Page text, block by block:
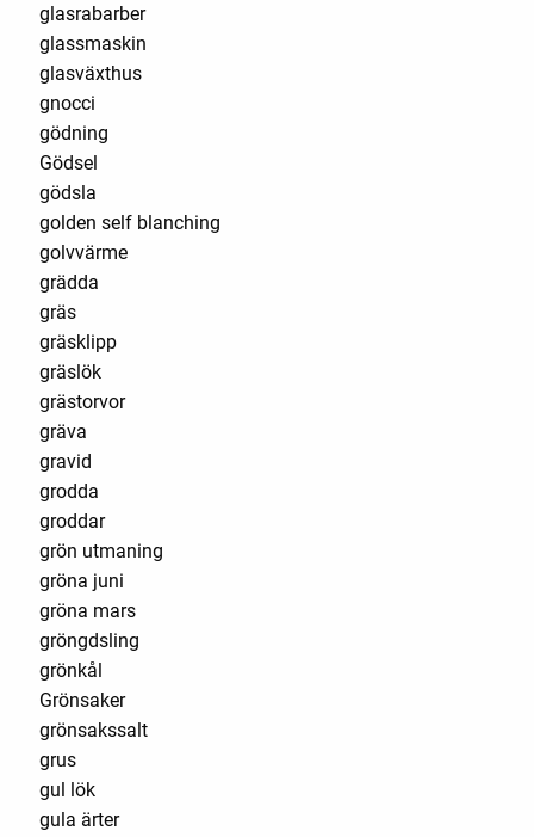
glasrabarber
glassmaskin
glasväxthus
gnocci
gödning
Gödsel
gödsla
golden self blanching
golvvärme
grädda
gräs
gräsklipp
gräslök
grästorvor
gräva
gravid
grodda
groddar
grön utmaning
gröna juni
gröna mars
gröngdsling
grönkål
Grönsaker
grönsakssalt
grus
gul lök
gula ärter